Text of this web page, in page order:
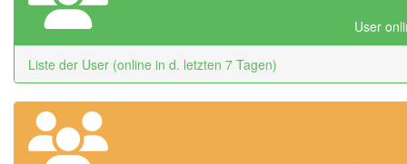
User
Liste der User (online in d. letzten 7 Tagen)